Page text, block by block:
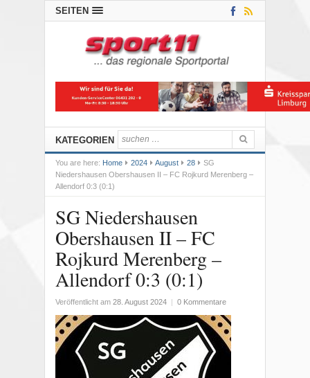
SEITEN
KATEGORIEN
You are here: Home 2024 August 28
SG
Niedershausen Obershausen II – FC Rojkurd Merenberg –
Allendorf 0:3 (0:1)
SG Niedershausen
Obershausen II – FC
Rojkurd Merenberg –
Allendorf 0:3 (0:1)
Veröffentlicht am 28. August 2024 0 Kommentare